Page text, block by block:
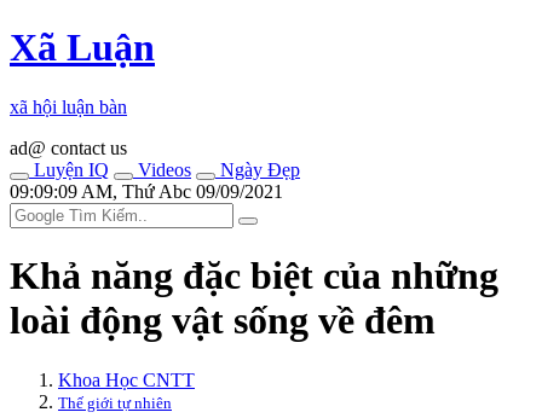
Xã Luận
xã hội luận bàn
ad@ contact us
Luyện IQ
Videos
Ngày Đẹp
09:09:09 AM, Thứ Abc 09/09/2021
Khả năng đặc biệt của những
loài động vật sống về đêm
Khoa Học CNTT
Thế giới tự nhiên